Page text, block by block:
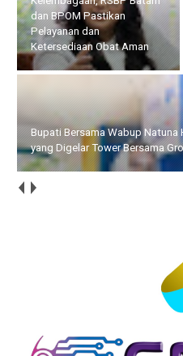
dan BPOM Pastikan
Pelayanan dan
Ketersediaan Obat Aman
Bupati Bersama Wabup Natuna
yang Digelar Tower Bersama